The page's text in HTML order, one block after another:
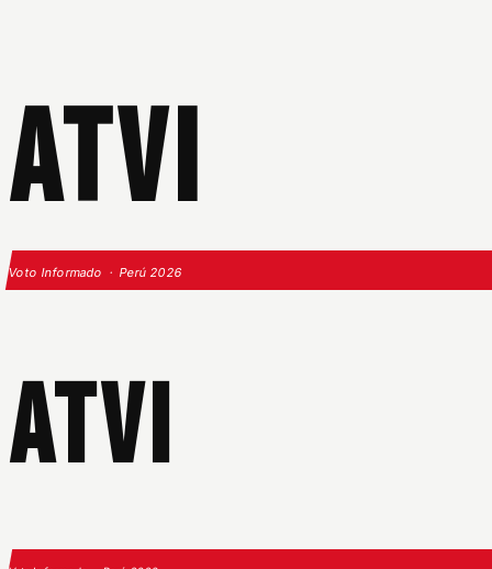
ATVI
Voto Informado · Perú 2026
ATVI